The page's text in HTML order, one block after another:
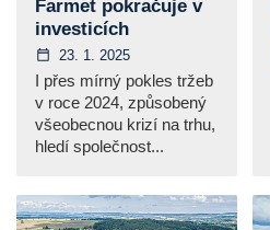
Farmet pokračuje v
investicích
23. 1. 2025
I přes mírný pokles tržeb
v roce 2024, způsobený
všeobecnou krizí na trhu,
hledí společnost...